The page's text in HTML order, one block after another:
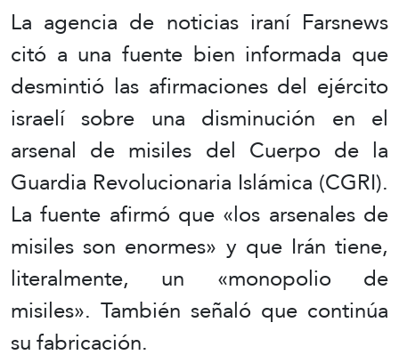
La agencia de noticias iraní Farsnews
citó a una fuente bien informada que
desmintió las afirmaciones del ejército
israelí sobre una disminución en el
arsenal de misiles del Cuerpo de la
Guardia Revolucionaria Islámica (CGRI).
La fuente afirmó que «los arsenales de
misiles son enormes» y que Irán tiene,
literalmente, un «monopolio de
misiles». También señaló que continúa
su fabricación.